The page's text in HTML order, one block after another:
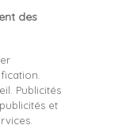
des
Publicités
et